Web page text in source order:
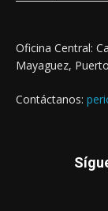
Oficina Central:
Mayaguez,
Contáctanos: